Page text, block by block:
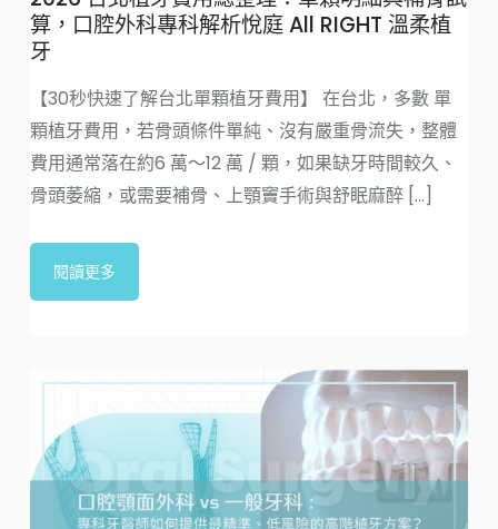
算，口腔外科專科解析悅庭 All RIGHT 溫柔植
牙
【30秒快速了解台北單顆植牙費用】 在台北，多數 單
顆植牙費用，若骨頭條件單純、沒有嚴重骨流失，整體
費用通常落在約6 萬～12 萬 / 顆，如果缺牙時間較久、
骨頭萎縮，或需要補骨、上顎竇手術與舒眠麻醉 [...]
閱讀更多